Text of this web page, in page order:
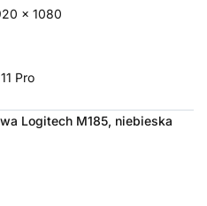
x 1080
Pro
Logitech M185, niebieska